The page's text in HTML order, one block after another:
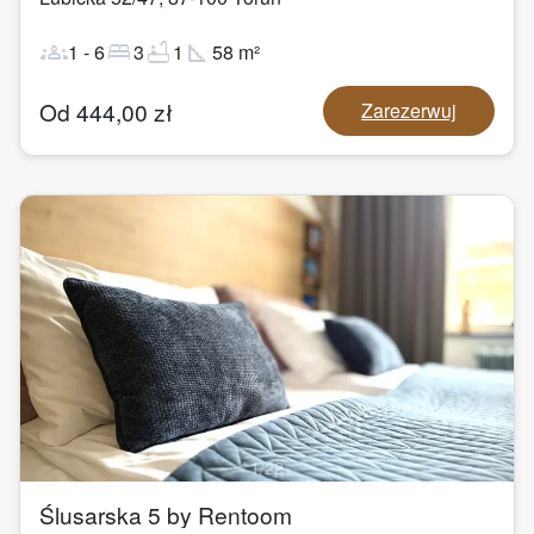
groups1 -6bed3bathtub1 square_foot 58 m²
Od 444,00 zł Zarezerwuj
1/22
Ślusarska 5 by Rentoom